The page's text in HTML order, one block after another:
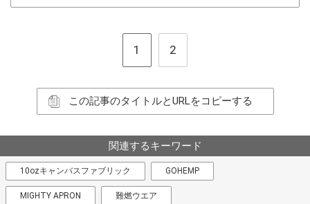
1 2
この記事のタイトルとURLをコピーする
関連するキーワード
10ozキャンバスファブリック GOHEMP
MIGHTY APRON 難燃ウエア